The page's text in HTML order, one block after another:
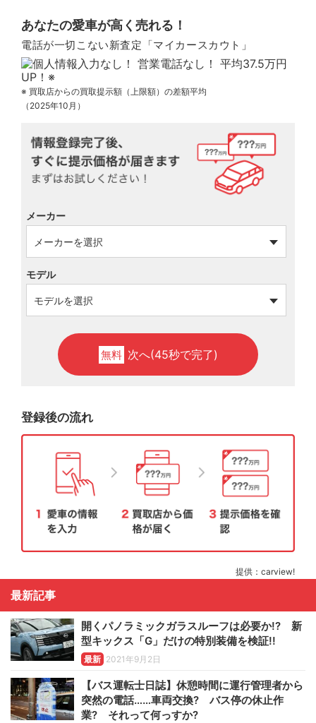
あなたの愛車が高く売れる！
電話が一切こない新査定「マイカースカウト」
※ 買取店からの買取提示額（上限額）の差額平均
（2025年10月）
メーカー
モデル
無料 次へ(45秒で完了)
登録後の流れ
提供：carview!
最新記事
開くパノラミックガラスルーフは必要か!? 新
型キックス「G」だけの特別装備を検証!!
最新 2021年9月2日
【バス運転士日誌】休憩時間に運行管理者から
突然の電話……車両交換? バス停の休止作
業? それって何っすか?